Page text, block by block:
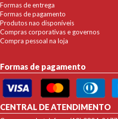
Formas de entrega
Formas de pagamento
Produtos nao disponíveis
Compras corporativas e governos
Compra pessoal na loja
Formas de pagamento
CENTRAL DE ATENDIMENTO